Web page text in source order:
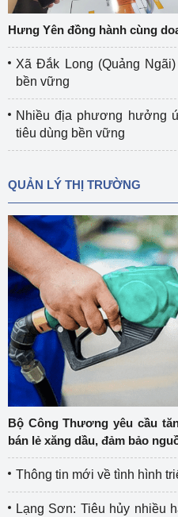
Hưng Yên đồng hành cùng
Xã Đắk Long (Quảng
bền vững
Nhiều địa phương hưởng
tiêu dùng bền vững
QUẢN LÝ THỊ TRƯỜNG
Bộ Công Thương yêu cầu
bán lẻ xăng dầu, đảm bảo
Thông tin mới về tình hình
Lạng Sơn: Tiêu hủy nhiều